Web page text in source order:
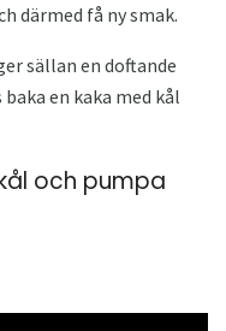
därmed få ny smak.
sällan en doftande
en kaka med kål
och pumpa